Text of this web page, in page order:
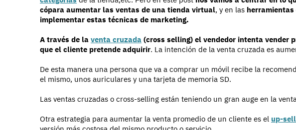
cópara aumentar las ventas de una tienda virtual, y en las herramientas
implementar estas técnicas de marketing.
A través de la venta cruzada (cross selling) el vendedor intenta vender
que el cliente pretende adquirir. La intención de la venta cruzada es
De esta manera una persona que va a comprar un móvil recibe la
el mismo, unos auriculares y una tarjeta de memoria SD.
Las ventas cruzadas o cross-selling están teniendo un gran auge en la
Otra estrategia para aumentar la venta promedio de un cliente es el up-